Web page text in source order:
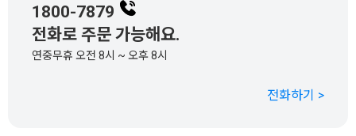
1800-7879
전화로 주문 가능해요.
연중무휴 오전 8시 ~ 오후 8시
전화하기 >